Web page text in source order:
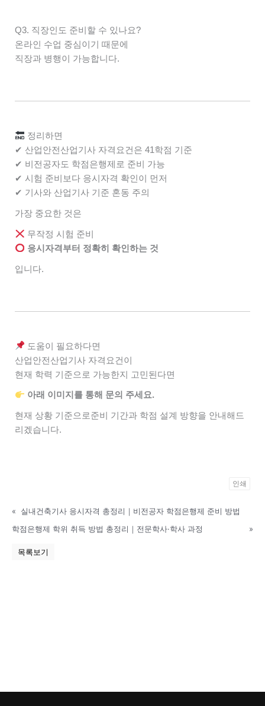
Q3. 직장인도 준비할 수 있나요?
온라인 수업 중심이기 때문에
직장과 병행이 가능합니다.
정리하면
✔ 산업안전산업기사 자격요건은 41학점 기준
✔ 비전공자도 학점은행제로 준비 가능
✔ 시험 준비보다 응시자격 확인이 먼저
✔ 기사와 산업기사 기준 혼동 주의
가장 중요한 것은
무작정 시험 준비
응시자격부터 정확히 확인하는 것
입니다.
도움이 필요하다면
산업안전산업기사 자격요건이
현재 학력 기준으로 가능한지 고민된다면
아래 이미지를 통해 문의 주세요.
현재 상황 기준으로준비 기간과 학점 설계 방향을 안내해드
리겠습니다.
인쇄
«
실내건축기사 응시자격 총정리｜비전공자 학점은행제 준비 방법
학점은행제 학위 취득 방법 총정리｜전문학사·학사 과정
»
목록보기